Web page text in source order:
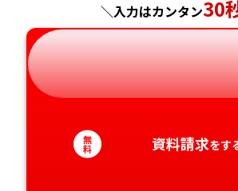
岐阜県
静岡県
奈良県
和歌山県
山口県
徳島県
香川県
熊本県
大分県
宮崎県
＼入力はカンタン30
無
料 資料請求をす